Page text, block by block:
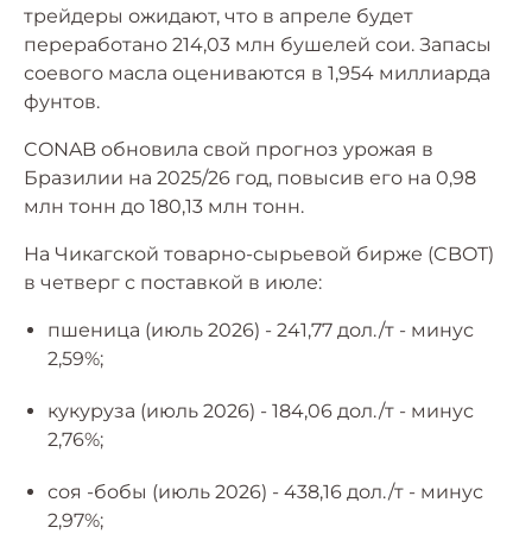
трейдеры ожидают, что в апреле будет
переработано 214,03 млн бушелей сои. Запасы
соевого масла оцениваются в 1,954 миллиарда
фунтов.
CONAB обновила свой прогноз урожая в
Бразилии на 2025/26 год, повысив его на 0,98
млн тонн до 180,13 млн тонн.
На Чикагской товарно-сырьевой бирже (CBOT)
в четверг с поставкой в июле:
пшеница (июль 2026) - 241,77 дол./т - минус
2,59%;
кукуруза (июль 2026) - 184,06 дол./т - минус
2,76%;
соя -бобы (июль 2026) - 438,16 дол./т - минус
2,97%;